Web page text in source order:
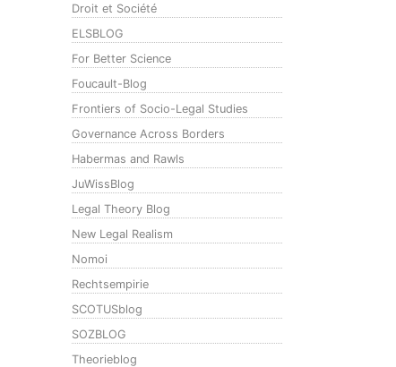
Droit et Société
ELSBLOG
For Better Science
Foucault-Blog
Frontiers of Socio-Legal Studies
Governance Across Borders
Habermas and Rawls
JuWissBlog
Legal Theory Blog
New Legal Realism
Nomoi
Rechtsempirie
SCOTUSblog
SOZBLOG
Theorieblog